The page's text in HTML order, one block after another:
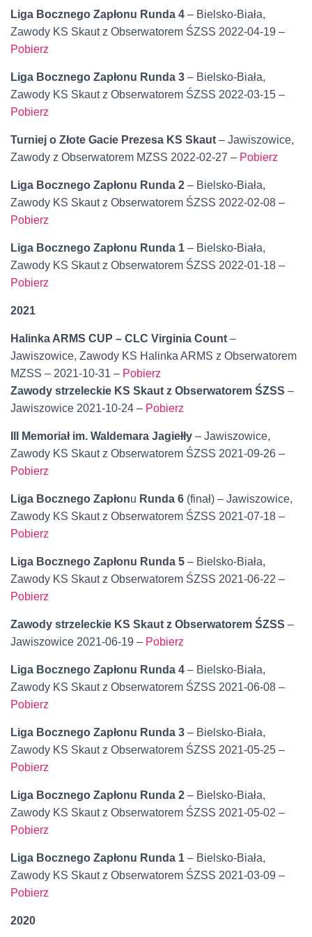
Liga Bocznego Zapłonu Runda 4 – Bielsko-Biała,
Zawody KS Skaut z Obserwatorem ŚZSS 2022-04-19 –
Pobierz
Liga Bocznego Zapłonu Runda 3 – Bielsko-Biała,
Zawody KS Skaut z Obserwatorem ŚZSS 2022-03-15 –
Pobierz
Turniej o Złote Gacie Prezesa KS Skaut – Jawiszowice,
Zawody z Obserwatorem MZSS 2022-02-27 – Pobierz
Liga Bocznego Zapłonu Runda 2 – Bielsko-Biała,
Zawody KS Skaut z Obserwatorem ŚZSS 2022-02-08 –
Pobierz
Liga Bocznego Zapłonu Runda 1 – Bielsko-Biała,
Zawody KS Skaut z Obserwatorem ŚZSS 2022-01-18 –
Pobierz
2021
Halinka ARMS CUP – CLC Virginia Count –
Jawiszowice, Zawody KS Halinka ARMS z Obserwatorem
MZSS – 2021-10-31 – Pobierz
Zawody strzeleckie KS Skaut z Obserwatorem ŚZSS –
Jawiszowice 2021-10-24 – Pobierz
III Memoriał im. Waldemara Jagiełły – Jawiszowice,
Zawody KS Skaut z Obserwatorem ŚZSS 2021-09-26 –
Pobierz
Liga Bocznego Zapłonu Runda 6 (finał) – Jawiszowice,
Zawody KS Skaut z Obserwatorem ŚZSS 2021-07-18 –
Pobierz
Liga Bocznego Zapłonu Runda 5 – Bielsko-Biała,
Zawody KS Skaut z Obserwatorem ŚZSS 2021-06-22 –
Pobierz
Zawody strzeleckie KS Skaut z Obserwatorem ŚZSS –
Jawiszowice 2021-06-19 – Pobierz
Liga Bocznego Zapłonu Runda 4 – Bielsko-Biała,
Zawody KS Skaut z Obserwatorem ŚZSS 2021-06-08 –
Pobierz
Liga Bocznego Zapłonu Runda 3 – Bielsko-Biała,
Zawody KS Skaut z Obserwatorem ŚZSS 2021-05-25 –
Pobierz
Liga Bocznego Zapłonu Runda 2 – Bielsko-Biała,
Zawody KS Skaut z Obserwatorem ŚZSS 2021-05-02 –
Pobierz
Liga Bocznego Zapłonu Runda 1 – Bielsko-Biała,
Zawody KS Skaut z Obserwatorem ŚZSS 2021-03-09 –
Pobierz
2020